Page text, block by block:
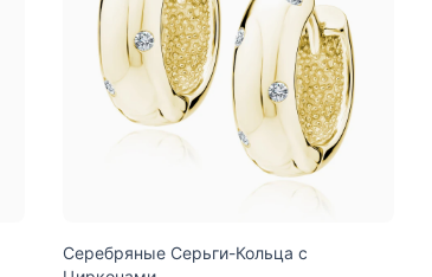
Серебряные Серьги-Кольца с